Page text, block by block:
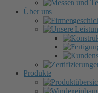
Über uns
Produkte